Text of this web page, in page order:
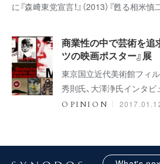
に『森﨑東党宣言！』（2013）『甦る相米慎
商業性の中で芸術を
ツの映画ポスター』展
東京国立近代美術館フィ
秀則氏、大澤浄氏インタビ
OPINION